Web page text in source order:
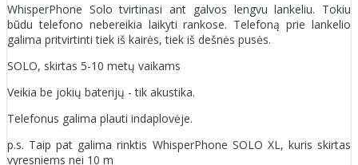
WhisperPhone Solo tvirtinasi ant galvos lengvu lankeliu. Tokiu
būdu telefono nebereikia laikyti rankose. Telefoną prie lankelio
galima pritvirtinti tiek iš kairės, tiek iš dešnės pusės.
SOLO, skirtas 5-10 metų vaikams
Veikia be jokių baterijų - tik akustika.
Telefonus galima plauti indaplovėje.
p.s. Taip pat galima rinktis WhisperPhone SOLO XL, kuris skirtas
vyresniems nei 10 m